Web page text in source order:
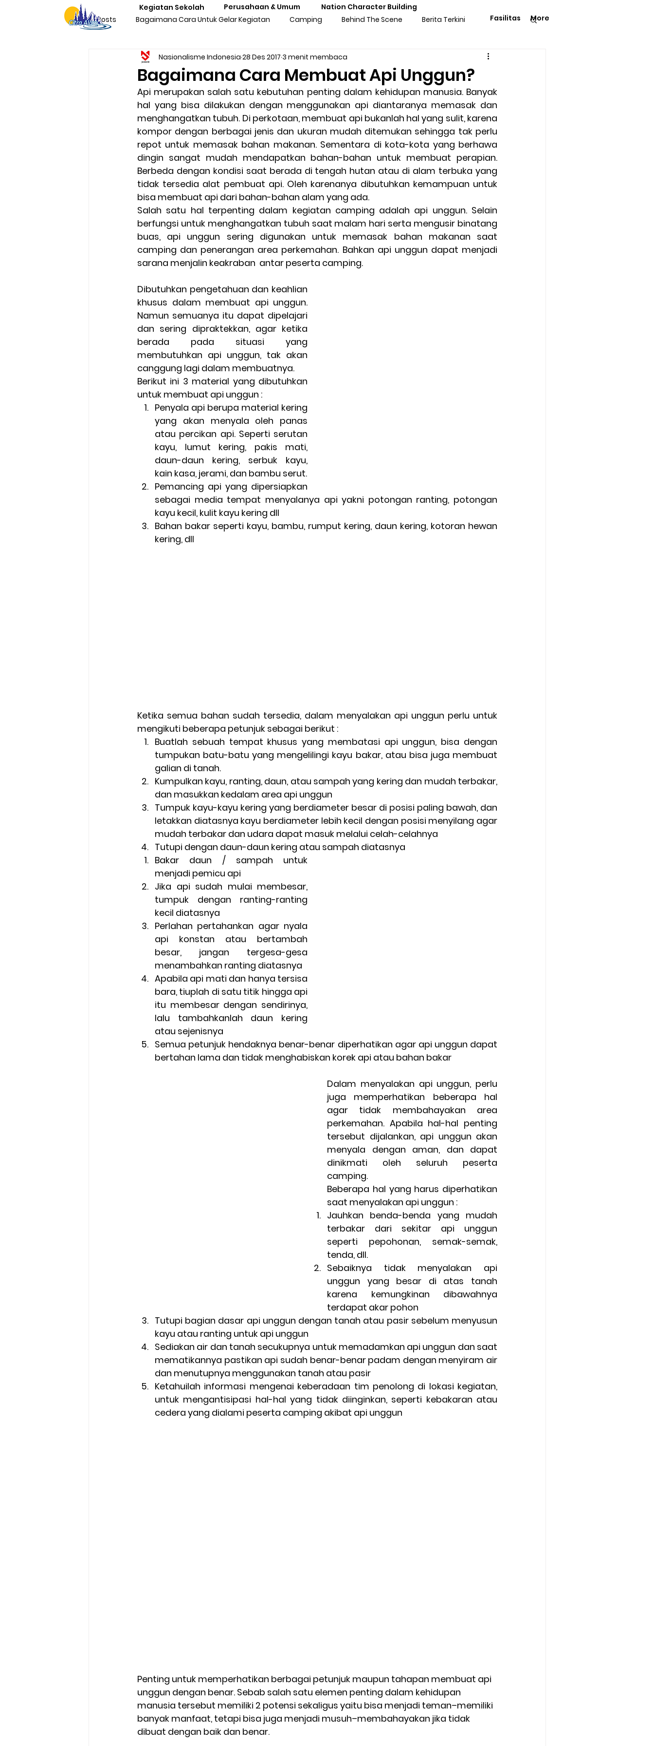
Kegiatan Sekolah Perusahaan & Umum
Nation Character Building
Fasilitas
More
All Posts Bagaimana Cara Untuk Gelar Kegiatan Camping Behind The Scene Berita Terkini
Character Building Team Building Gathering Outbound Pengetahuan
Produktivitas Program Kegiatan Sekolah Training Kebangsaan Tren Komunitas
Liburan & Refreshing Kegiatan Untuk Perusahaan & Umu Pengalaman & Testimoni Pelangga Tips & Trik
Sosialisasi Nasionalisme Indonesia Seni & Budaya Inspirasi Prakaya Virtual Kegiatan Rohani
Bagaimana Cara Membuat Api Unggun?
Nasionalisme Indonesia 28 Des 2017 3 menit membaca
Api merupakan salah satu kebutuhan penting dalam kehidupan manusia. Banyak
hal yang bisa dilakukan dengan menggunakan api diantaranya memasak dan
menghangatkan tubuh. Di perkotaan, membuat api bukanlah hal yang sulit, karena
kompor dengan berbagai jenis dan ukuran mudah ditemukan sehingga tak perlu
repot untuk memasak bahan makanan. Sementara di kota-kota yang berhawa
dingin sangat mudah mendapatkan bahan-bahan untuk membuat perapian.
Berbeda dengan kondisi saat berada di tengah hutan atau di alam terbuka yang
tidak tersedia alat pembuat api. Oleh karenanya dibutuhkan kemampuan untuk
bisa membuat api dari bahan-bahan alam yang ada.
Salah satu hal terpenting dalam kegiatan camping adalah api unggun. Selain
berfungsi untuk menghangatkan tubuh saat malam hari serta mengusir binatang
buas, api unggun sering digunakan untuk memasak bahan makanan saat
camping dan penerangan area perkemahan. Bahkan api unggun dapat menjadi
sarana menjalin keakraban  antar peserta camping.
Dibutuhkan pengetahuan dan keahlian
khusus dalam membuat api unggun.
Namun semuanya itu dapat dipelajari
dan sering dipraktekkan, agar ketika
berada pada situasi yang
membutuhkan api unggun, tak akan
canggung lagi dalam membuatnya.
Berikut ini 3 material yang dibutuhkan
untuk membuat api unggun :
Penyala api berupa material kering
yang akan menyala oleh panas
atau percikan api. Seperti serutan
kayu, lumut kering, pakis mati,
daun-daun kering, serbuk kayu,
kain kasa, jerami, dan bambu serut.
Pemancing api yang dipersiapkan
sebagai media tempat menyalanya api yakni potongan ranting, potongan
kayu kecil, kulit kayu kering dll
Bahan bakar seperti kayu, bambu, rumput kering, daun kering, kotoran hewan
kering, dll
Ketika semua bahan sudah tersedia, dalam menyalakan api unggun perlu untuk
mengikuti beberapa petunjuk sebagai berikut :
Buatlah sebuah tempat khusus yang membatasi api unggun, bisa dengan
tumpukan batu-batu yang mengelilingi kayu bakar, atau bisa juga membuat
galian di tanah.
Kumpulkan kayu, ranting, daun, atau sampah yang kering dan mudah terbakar,
dan masukkan kedalam area api unggun
Tumpuk kayu-kayu kering yang berdiameter besar di posisi paling bawah, dan
letakkan diatasnya kayu berdiameter lebih kecil dengan posisi menyilang agar
mudah terbakar dan udara dapat masuk melalui celah-celahnya
Tutupi dengan daun-daun kering atau sampah diatasnya
Bakar daun / sampah untuk
menjadi pemicu api
Jika api sudah mulai membesar,
tumpuk dengan ranting-ranting
kecil diatasnya
Perlahan pertahankan agar nyala
api konstan atau bertambah
besar, jangan tergesa-gesa
menambahkan ranting diatasnya
Apabila api mati dan hanya tersisa
bara, tiuplah di satu titik hingga api
itu membesar dengan sendirinya,
lalu tambahkanlah daun kering
atau sejenisnya
Semua petunjuk hendaknya benar-benar diperhatikan agar api unggun dapat
bertahan lama dan tidak menghabiskan korek api atau bahan bakar
Dalam menyalakan api unggun, perlu
juga memperhatikan beberapa hal
agar tidak membahayakan area
perkemahan. Apabila hal-hal penting
tersebut dijalankan, api unggun akan
menyala dengan aman, dan dapat
dinikmati oleh seluruh peserta
camping.
Beberapa hal yang harus diperhatikan
saat menyalakan api unggun :
Jauhkan benda-benda yang mudah
terbakar dari sekitar api unggun
seperti pepohonan, semak-semak,
tenda, dll.
Sebaiknya tidak menyalakan api
unggun yang besar di atas tanah
karena kemungkinan dibawahnya
terdapat akar pohon
Tutupi bagian dasar api unggun dengan tanah atau pasir sebelum menyusun
kayu atau ranting untuk api unggun
Sediakan air dan tanah secukupnya untuk memadamkan api unggun dan saat
mematikannya pastikan api sudah benar-benar padam dengan menyiram air
dan menutupnya menggunakan tanah atau pasir
Ketahuilah informasi mengenai keberadaan tim penolong di lokasi kegiatan,
untuk mengantisipasi hal-hal yang tidak diinginkan, seperti kebakaran atau
cedera yang dialami peserta camping akibat api unggun
Penting untuk memperhatikan berbagai petunjuk maupun tahapan membuat api
unggun dengan benar. Sebab salah satu elemen penting dalam kehidupan
manusia tersebut memiliki 2 potensi sekaligus yaitu bisa menjadi teman–memiliki
banyak manfaat, tetapi bisa juga menjadi musuh–membahayakan jika tidak
dibuat dengan baik dan benar.